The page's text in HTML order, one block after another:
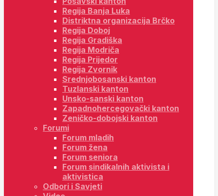
Regija Banja Luka
Distriktna organizacija Brčko
Regija Doboj
Regija Gradiška
Regija Modriča
Regija Prijedor
Regija Zvornik
Srednjobosanski kanton
Tuzlanski kanton
Unsko-sanski kanton
Zapadnohercegovački kanton
Zeničko-dobojski kanton
Forumi
Forum mladih
Forum žena
Forum seniora
Forum sindikalnih aktivista i
aktivistica
Odbori i Savjeti